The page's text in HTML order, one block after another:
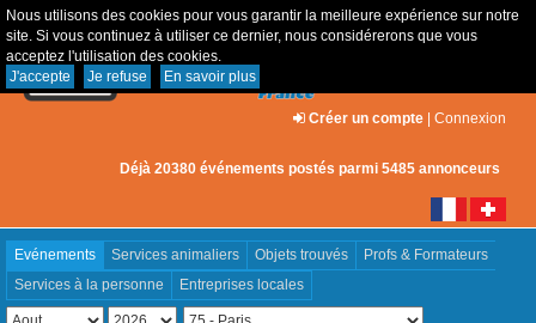
Nous utilisons des cookies pour vous garantir la meilleure expérience sur notre
site. Si vous continuez à utiliser ce dernier, nous considérerons que vous
acceptez l'utilisation des cookies.
J'accepte
Je refuse En savoir plus
Créer un compte | Connexion
Déjà 20380 événements postés parmi 5485 annonceurs
Evénements Services animaliers Objets trouvés
Profs & Formateurs
Services à la personne
Entreprises locales